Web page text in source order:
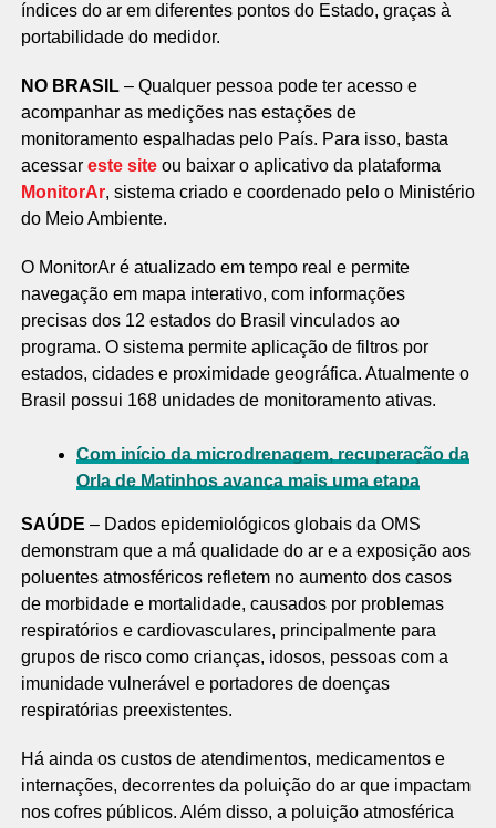
índices do ar em diferentes pontos do Estado, graças à
portabilidade do medidor.
NO BRASIL– Qualquer pessoa pode ter acesso e
acompanhar as medições nas estações de
monitoramento espalhadas pelo País. Para isso, basta
acessar este siteou baixar o aplicativo da plataforma
MonitorAr, sistema criado e coordenado pelo o Ministério
do Meio Ambiente.
O MonitorAr é atualizado em tempo real e permite
navegação em mapa interativo, com informações
precisas dos 12 estados do Brasil vinculados ao
programa. O sistema permite aplicação de filtros por
estados, cidades e proximidade geográfica. Atualmente o
Brasil possui 168 unidades de monitoramento ativas.
Com início da microdrenagem, recuperação da
Orla de Matinhos avança mais uma etapa
SAÚDE – Dados epidemiológicos globais da OMS
demonstram que a má qualidade do ar e a exposição aos
poluentes atmosféricos refletem no aumento dos casos
de morbidade e mortalidade, causados por problemas
respiratórios e cardiovasculares, principalmente para
grupos de risco como crianças, idosos, pessoas com a
imunidade vulnerável e portadores de doenças
respiratórias preexistentes.
Há ainda os custos de atendimentos, medicamentos e
internações, decorrentes da poluição do ar que impactam
nos cofres públicos. Além disso, a poluição atmosférica